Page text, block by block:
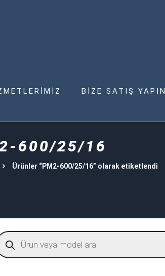
BİZE SATIŞ YAPIN
600/25/16
Ürünler “PM2-600/25/16” olarak etiketlendi